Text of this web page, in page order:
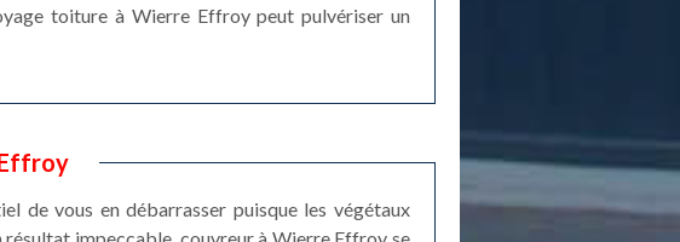
toiture à Wierre Effroy peut pulvériser un
de vous en débarrasser puisque les végétaux